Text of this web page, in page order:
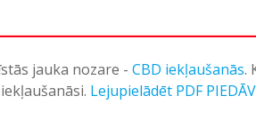
jauka nozare - CBD iekļaušanās.
Lejupielādēt PDF